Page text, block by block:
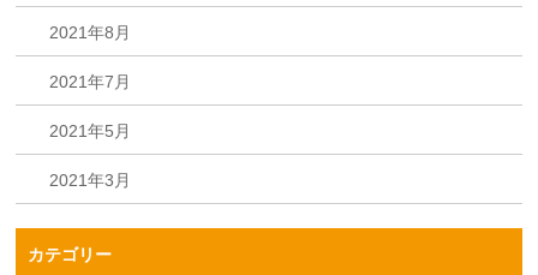
2021年8月
2021年7月
2021年5月
2021年3月
カテゴリー